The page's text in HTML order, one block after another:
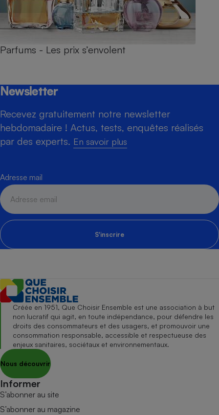
Parfums - Les prix s’envolent
Newsletter
Recevez gratuitement notre newsletter
hebdomadaire ! Actus, tests, enquêtes réalisés
par des experts. En savoir plus
Adresse mail
S'inscrire
Créée en 1951, Que Choisir Ensemble est une association à but
non lucratif qui agit, en toute indépendance, pour défendre les
droits des consommateurs et des usagers, et promouvoir une
consommation responsable, accessible et respectueuse des
enjeux sanitaires, sociétaux et environnementaux.
Nous découvrir
Informer
S’abonner au site
S’abonner au magazine